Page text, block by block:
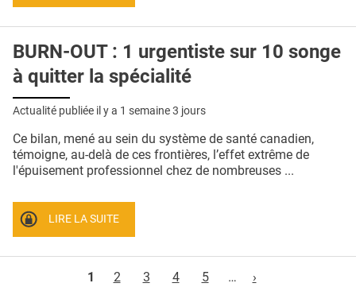
BURN-OUT : 1 urgentiste sur 10 songe
à quitter la spécialité
Actualité publiée il y a 1 semaine 3 jours
Ce bilan, mené au sein du système de santé canadien,
témoigne, au-delà de ces frontières, l’effet extrême de
l'épuisement professionnel chez de nombreuses ...
LIRE LA SUITE
1
2 3 4 5 … ›